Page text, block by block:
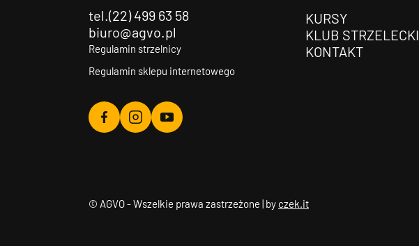
tel.(22) 499 63 58
biuro@agvo.pl
Regulamin strzelnicy
Regulamin sklepu internetowego
Agvo
Agvo
Agvo
KURSY
KLUB STRZELECKI
KONTAKT
© AGVO - Wszelkie prawa zastrzeżone | by czek.it